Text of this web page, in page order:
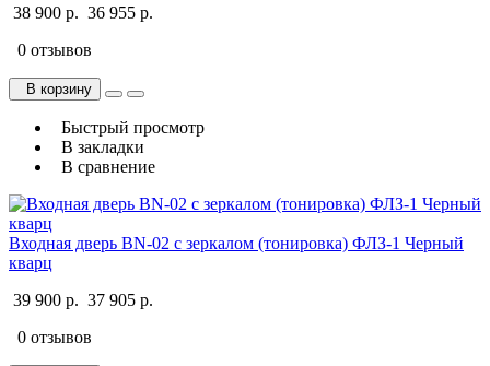
38 900 р. 36 955 р.
0 отзывов
В корзину
Быстрый просмотр
В закладки
В сравнение
Входная дверь BN-02 с зеркалом (тонировка) ФЛЗ-1 Черный
кварц
39 900 р. 37 905 р.
0 отзывов